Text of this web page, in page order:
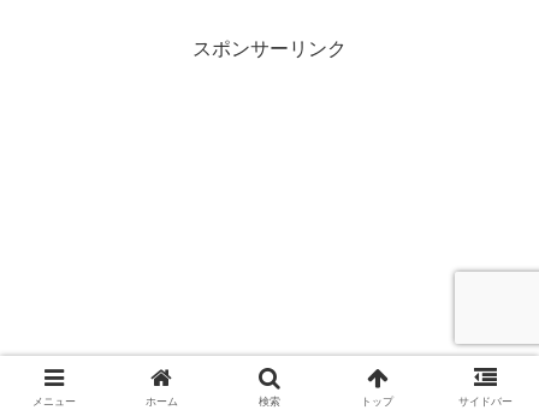
いて、解説します。
スポンサーリンク
メニュー ホーム 検索 トップ サイドバー